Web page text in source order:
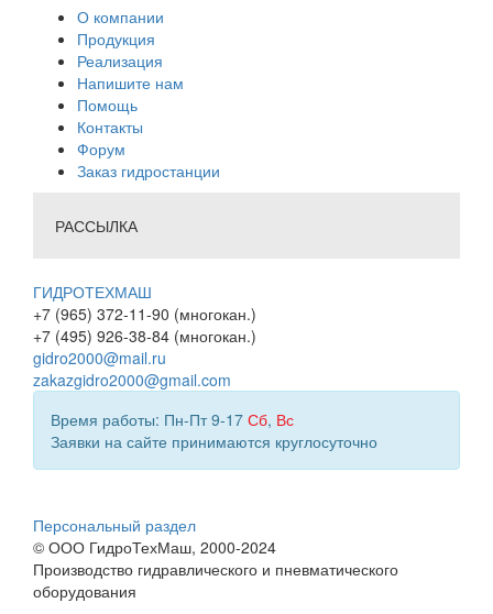
О компании
Продукция
Реализация
Напишите нам
Помощь
Контакты
Форум
Заказ гидростанции
РАССЫЛКА
ГИДРОТЕХМАШ
+7 (965) 372-11-90 (многокан.)
+7 (495) 926-38-84 (многокан.)
gidro2000@mail.ru
zakazgidro2000@gmail.com
Время работы: Пн-Пт 9-17 Сб, Вс
Заявки на сайте принимаются круглосуточно
Персональный раздел
© ООО ГидроТехМаш, 2000-2024
Производство гидравлического и пневматического
оборудования